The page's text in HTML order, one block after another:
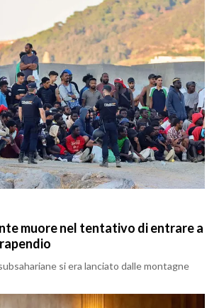
muore nel tentativo di entrare a
si era lanciato dalle montagne